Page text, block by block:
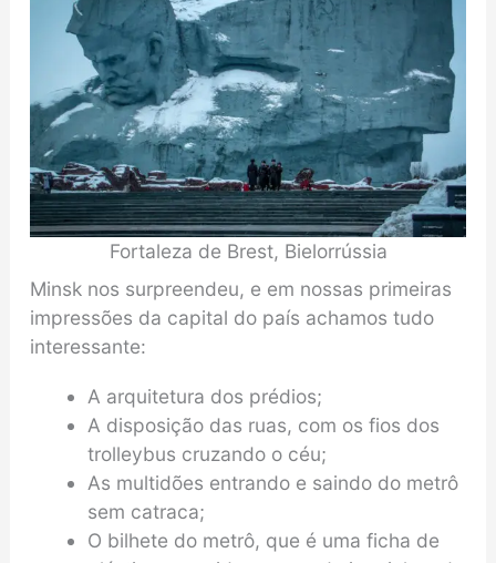
Fortaleza de Brest, Bielorrússia
Minsk nos surpreendeu, e em nossas primeiras
impressões da capital do país achamos tudo
interessante:
A arquitetura dos prédios;
A disposição das ruas, com os fios dos
trolleybus cruzando o céu;
As multidões entrando e saindo do metrô
sem catraca;
O bilhete do metrô, que é uma ficha de